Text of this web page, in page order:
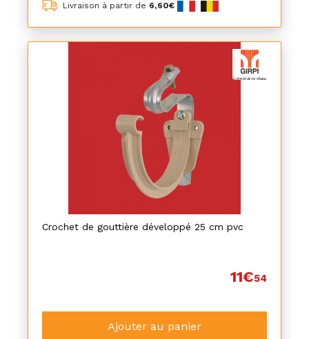
Livraison à partir de 6,60€
Crochet de gouttière développé 25 cm pvc
11€54
Ajouter au panier